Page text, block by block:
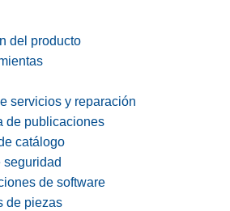
del producto
servicios y reparación
de publicaciones
catálogo
seguridad
de software
de piezas